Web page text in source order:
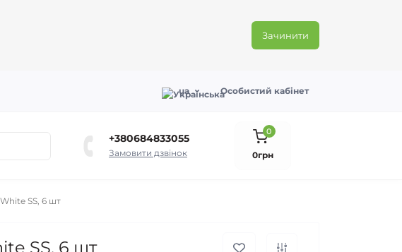
Зачинити
ua Особистий кабінет
+380684833055
Замовити дзвінок
0
0грн
SS, 6 шт
SS, 6 шт